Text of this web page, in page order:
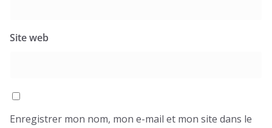
Site web
Enregistrer mon nom, mon e-mail et mon site dans le